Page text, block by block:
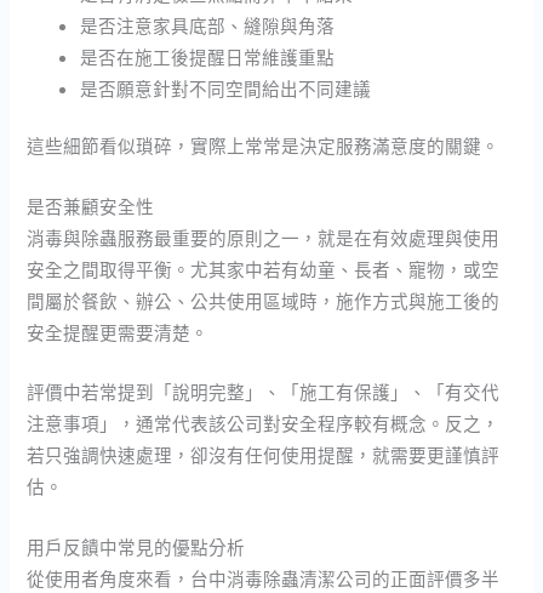
是否注意家具底部、縫隙與角落
是否在施工後提醒日常維護重點
是否願意針對不同空間給出不同建議
這些細節看似瑣碎，實際上常常是決定服務滿意度的關鍵。
是否兼顧安全性
消毒與除蟲服務最重要的原則之一，就是在有效處理與使用
安全之間取得平衡。尤其家中若有幼童、長者、寵物，或空
間屬於餐飲、辦公、公共使用區域時，施作方式與施工後的
安全提醒更需要清楚。
評價中若常提到「說明完整」、「施工有保護」、「有交代
注意事項」，通常代表該公司對安全程序較有概念。反之，
若只強調快速處理，卻沒有任何使用提醒，就需要更謹慎評
估。
用戶反饋中常見的優點分析
從使用者角度來看，台中消毒除蟲清潔公司的正面評價多半